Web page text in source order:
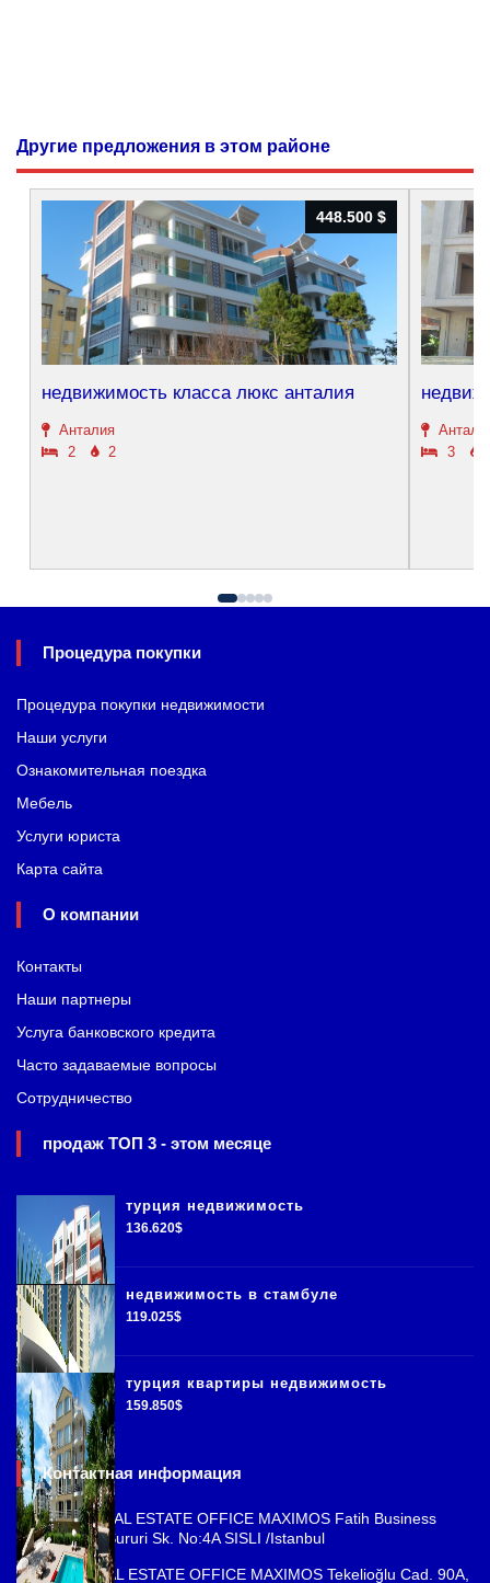
Другие предложения в этом районе
недвижимость класса люкс анталия
Анталия
2
2
448.500 $
448.500 $
3
Процедура покупки
Процедура покупки недвижимости
Наши услуги
Ознакомительная поездка
Мебель
Услуги юриста
Карта сайта
О компании
Контакты
Наши партнеры
Услуга банковского кредита
Часто задаваемые вопросы
Сотрудничество
продаж ТОП 3 - этом месяце
турция недвижимость
136.620$
недвижимость в стамбуле
119.025$
турция квартиры недвижимость
159.850$
Контактная информация
ISTANBUL REAL ESTATE OFFICE MAXIMOS Fatih Business
Park, Cemal Sururi Sk. No:4A SISLI /Istanbul
ANTALYA REAL ESTATE OFFICE MAXIMOS Tekelioğlu Cad. 90A,